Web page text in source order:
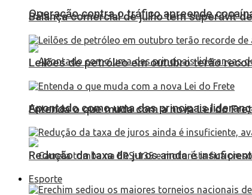
Operação contra o tráfico apreende
Apontado como uma das principais
Balança comercial de julho tem superávit
Leilões de petróleo em outubro terão
Entenda o que muda com a nova Lei do
Redução da taxa de juros ainda é
Esporte